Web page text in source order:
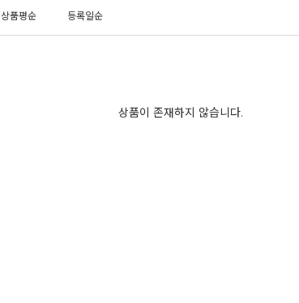
상품평순 등록일순
상품이 존재하지 않습니다.